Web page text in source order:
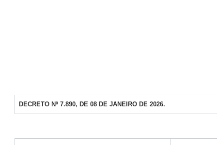
DECRETO Nº 7.890, DE 08 DE JANEIRO DE 2026.